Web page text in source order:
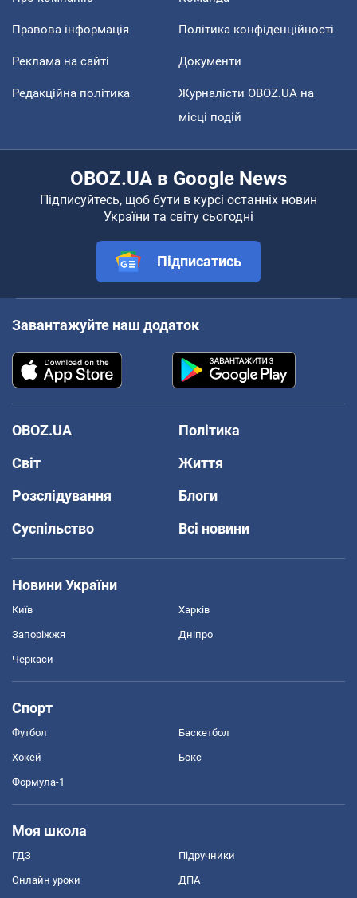
Правова інформація Політика конфіденційності
Реклама на сайті Документи
Редакційна політика
Журналісти OBOZ.UA на
місці подій
OBOZ.UA в Google News
Підписуйтесь, щоб бути в курсі останніх новин
України та світу сьогодні
Підписатись
Завантажуйте наш додаток
OBOZ.UA
Політика
Світ
Життя
Розслідування
Блоги
Суспільство
Всі новини
Новини України
Київ Харків
Запоріжжя Дніпро
Черкаси
Спорт
Футбол Баскетбол
Хокей Бокс
Формула-1
Моя школа
ГДЗ Підручники
Онлайн уроки ДПА